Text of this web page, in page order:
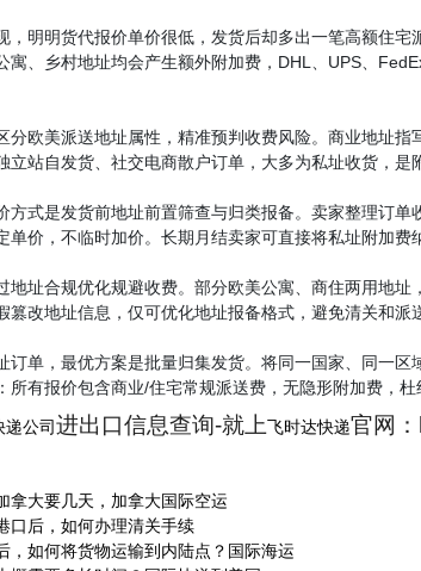
，明明货代报价单价很低，发货后却多出一笔高额住
寓、乡村地址均会产生额外附加费，DHL、UPS、
欧美派送地址属性，精准预判收费风险。商业地址指
立站自发货、社交电商散户订单，大多为私址收货，是
式是发货前地址前置筛查与归类报备。卖家整理订单
单价，不临时加价。长期月结卖家可直接将私址附加费
合规优化规避收费。部分欧美公寓、商住两用地址
篡改地址信息，仅可优化地址报备格式，避免清关和派
，最优方案是批量归集发货。将同一国家、同一区
所有报价包含商业/住宅常规派送费，无隐形附加费，
公司进出口信息查询-就上飞时达快递官网
拿大要几天，加拿大国际空运
口后，如何办理清关手续
，如何将货物运输到内陆点？国际海运